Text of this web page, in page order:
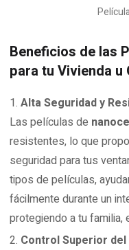
Beneficios de las
para tu Vivienda u
Alta Seguridad y
Las películas de
resistentes, lo que
seguridad para tus
tipos de películas,
fácilmente durante un
protegiendo a tu familia,
Control Superior del